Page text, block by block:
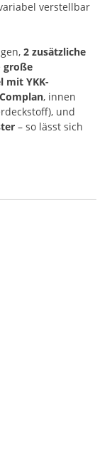
verstellbar
2 zusätzliche
große
mit YKK-
, innen
und
– so lässt sich